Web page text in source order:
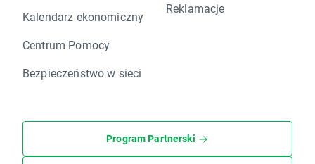
Kalendarz ekonomiczny
Centrum Pomocy
Bezpieczeństwo w sieci
Reklamacje
Program Partnerski